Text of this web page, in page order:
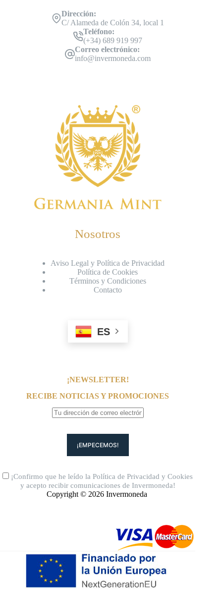
Dirección:
C/ Alameda de Colón 34, local 1
Teléfono:
(+34) 689 919 997
Correo electrónico:
info@invermoneda.com
Nosotros
Aviso Legal y Política de Privacidad
Política de Cookies
Términos y Condiciones
Contacto
ES
¡NEWSLETTER!
RECIBE NOTICIAS Y PROMOCIONES
¡Confirmo que he leído laPolítica de Privacidad yCookies
y acepto recibir comunicaciones de Invermoneda!
Copyright © 2026 Invermoneda